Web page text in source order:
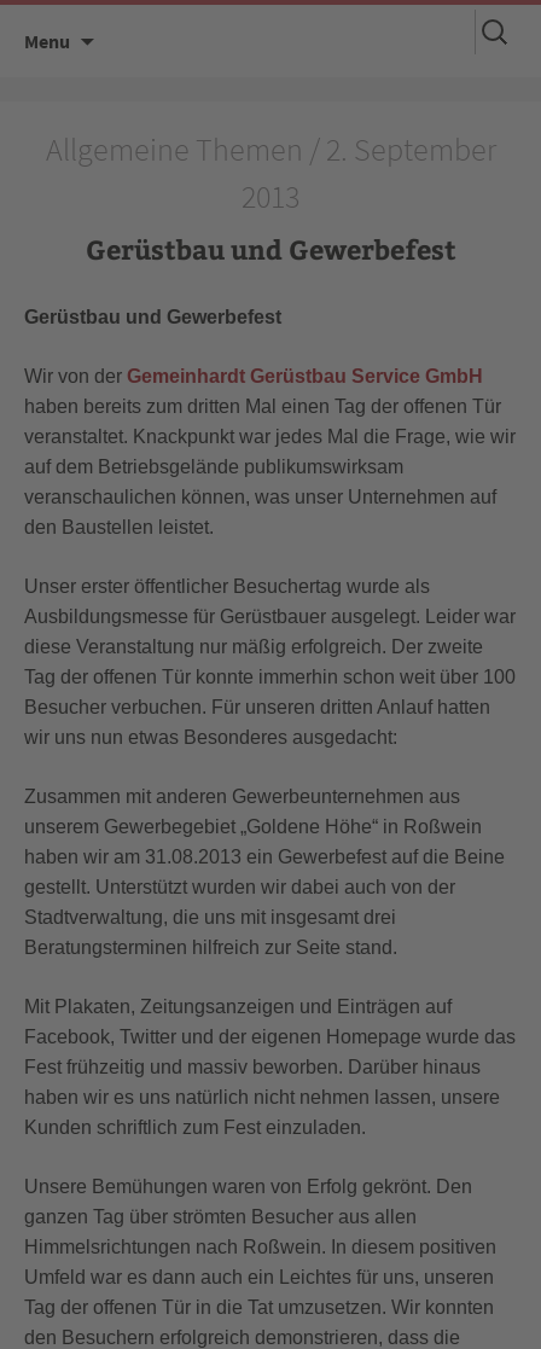
Menu
Suchen
nach:
Allgemeine Themen / 2. September
2013
Gerüstbau und Gewerbefest
Gerüstbau und Gewerbefest
Wir von der Gemeinhardt Gerüstbau Service GmbH
haben bereits zum dritten Mal einen Tag der offenen Tür
veranstaltet. Knackpunkt war jedes Mal die Frage, wie wir
auf dem Betriebsgelände publikumswirksam
veranschaulichen können, was unser Unternehmen auf
den Baustellen leistet.
Unser erster öffentlicher Besuchertag wurde als
Ausbildungsmesse für Gerüstbauer ausgelegt. Leider war
diese Veranstaltung nur mäßig erfolgreich. Der zweite
Tag der offenen Tür konnte immerhin schon weit über 100
Besucher verbuchen. Für unseren dritten Anlauf hatten
wir uns nun etwas Besonderes ausgedacht:
Zusammen mit anderen Gewerbeunternehmen aus
unserem Gewerbegebiet „Goldene Höhe“ in Roßwein
haben wir am 31.08.2013 ein Gewerbefest auf die Beine
gestellt. Unterstützt wurden wir dabei auch von der
Stadtverwaltung, die uns mit insgesamt drei
Beratungsterminen hilfreich zur Seite stand.
Mit Plakaten, Zeitungsanzeigen und Einträgen auf
Facebook, Twitter und der eigenen Homepage wurde das
Fest frühzeitig und massiv beworben. Darüber hinaus
haben wir es uns natürlich nicht nehmen lassen, unsere
Kunden schriftlich zum Fest einzuladen.
Unsere Bemühungen waren von Erfolg gekrönt. Den
ganzen Tag über strömten Besucher aus allen
Himmelsrichtungen nach Roßwein. In diesem positiven
Umfeld war es dann auch ein Leichtes für uns, unseren
Tag der offenen Tür in die Tat umzusetzen. Wir konnten
den Besuchern erfolgreich demonstrieren, dass die